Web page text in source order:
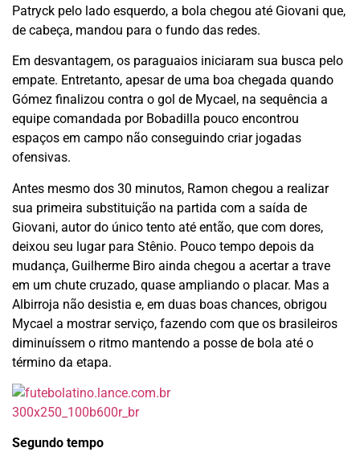
Patryck pelo lado esquerdo, a bola chegou até Giovani que,
de cabeça, mandou para o fundo das redes.
Em desvantagem, os paraguaios iniciaram sua busca pelo
empate. Entretanto, apesar de uma boa chegada quando
Gómez finalizou contra o gol de Mycael, na sequência a
equipe comandada por Bobadilla pouco encontrou
espaços em campo não conseguindo criar jogadas
ofensivas.
Antes mesmo dos 30 minutos, Ramon chegou a realizar
sua primeira substituição na partida com a saída de
Giovani, autor do único tento até então, que com dores,
deixou seu lugar para Stênio. Pouco tempo depois da
mudança, Guilherme Biro ainda chegou a acertar a trave
em um chute cruzado, quase ampliando o placar. Mas a
Albirroja não desistia e, em duas boas chances, obrigou
Mycael a mostrar serviço, fazendo com que os brasileiros
diminuíssem o ritmo mantendo a posse de bola até o
término da etapa.
Segundo tempo